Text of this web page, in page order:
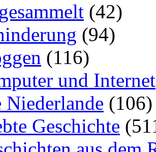
(42)
(94)
(116)
und Internet
Niederlande (106)
Geschichte